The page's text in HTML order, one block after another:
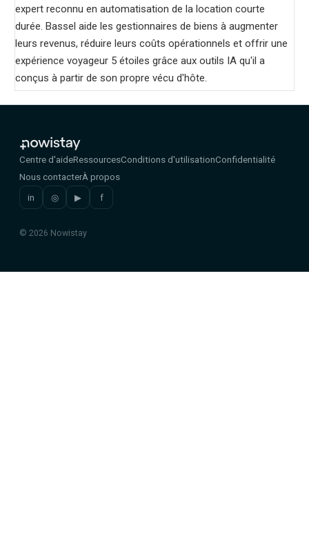
expert reconnu en automatisation de la location courte
durée. Bassel aide les gestionnaires de biens à augmenter
leurs revenus, réduire leurs coûts opérationnels et offrir une
expérience voyageur 5 étoiles grâce aux outils IA qu'il a
conçus à partir de son propre vécu d'hôte.
Centre d'aideRessourcesConditions d'utilisationConfidentialité
Nous contacterÀ propos
in ◎ ▶ f
© 2026 Nowistay